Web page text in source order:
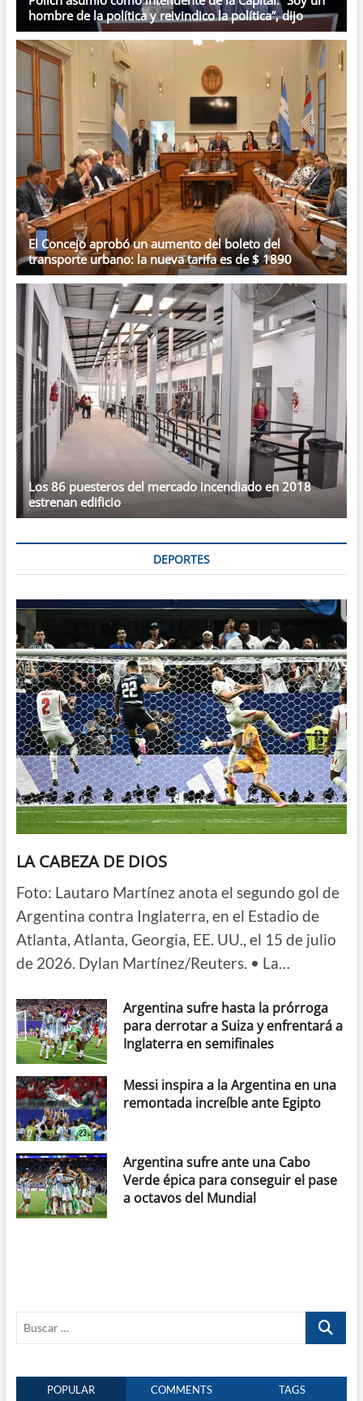
hombre de la política y reivindico la política”, dijo
El Concejo aprobó un aumento del boleto del
transporte urbano: la nueva tarifa es de $ 1890
Los 86 puesteros del mercado incendiado en 2018
estrenan edificio
DEPORTES
LA CABEZA DE DIOS
Foto: Lautaro Martínez anota el segundo gol de
Argentina contra Inglaterra, en el Estadio de
Atlanta, Atlanta, Georgia, EE. UU., el 15 de julio
de 2026. Dylan Martínez/Reuters. • La…
Argentina sufre hasta la prórroga
para derrotar a Suiza y enfrentará a
Inglaterra en semifinales
Messi inspira a la Argentina en una
remontada increíble ante Egipto
Argentina sufre ante una Cabo
Verde épica para conseguir el pase
a octavos del Mundial
Buscar
POPULAR COMMENTS TAGS